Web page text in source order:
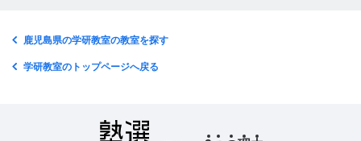
鹿児島県の学研教室の教室を探す
学研教室のトップページへ戻る